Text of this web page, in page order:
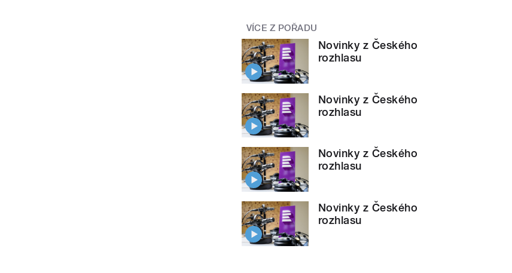
VÍCE Z POŘADU
Novinky z Českého
rozhlasu
Novinky z Českého
rozhlasu
Novinky z Českého
rozhlasu
Novinky z Českého
rozhlasu